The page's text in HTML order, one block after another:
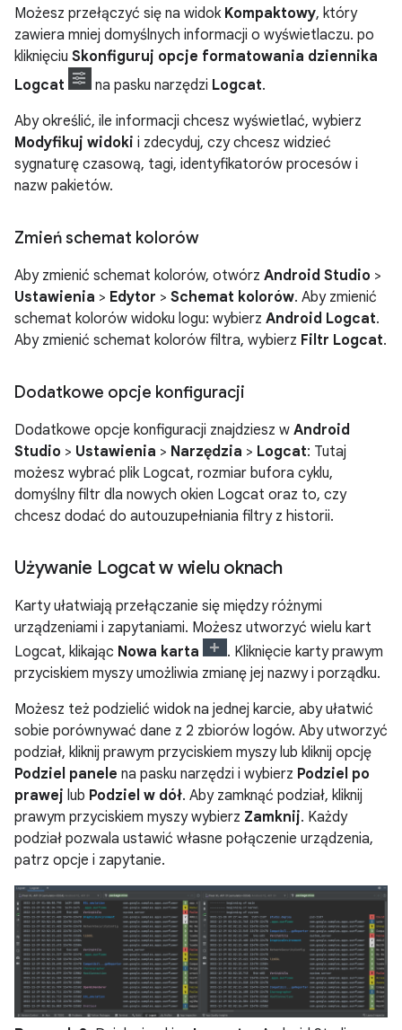
Możesz przełączyć się na widok Kompaktowy, który
zawiera mniej domyślnych informacji o wyświetlaczu. po
kliknięciu Skonfiguruj opcje formatowania dziennika
Logcat
na pasku narzędzi Logcat.
Aby określić, ile informacji chcesz wyświetlać, wybierz
Modyfikuj widoki i zdecyduj, czy chcesz widzieć
sygnaturę czasową, tagi, identyfikatorów procesów i
nazw pakietów.
Zmień schemat kolorów
Aby zmienić schemat kolorów, otwórz Android Studio >
Ustawienia > Edytor > Schemat kolorów. Aby zmienić
schemat kolorów widoku logu: wybierz Android Logcat.
Aby zmienić schemat kolorów filtra, wybierz Filtr Logcat.
Dodatkowe opcje konfiguracji
Dodatkowe opcje konfiguracji znajdziesz w Android
Studio > Ustawienia > Narzędzia > Logcat: Tutaj
możesz wybrać plik Logcat, rozmiar bufora cyklu,
domyślny filtr dla nowych okien Logcat oraz to, czy
chcesz dodać do autouzupełniania filtry z historii.
Używanie Logcat w wielu oknach
Karty ułatwiają przełączanie się między różnymi
urządzeniami i zapytaniami. Możesz utworzyć wielu kart
Logcat, klikając Nowa karta
. Kliknięcie karty prawym
przyciskiem myszy umożliwia zmianę jej nazwy i porządku.
Możesz też podzielić widok na jednej karcie, aby ułatwić
sobie porównywać dane z 2 zbiorów logów. Aby utworzyć
podział, kliknij prawym przyciskiem myszy lub kliknij opcję
Podziel panele na pasku narzędzi i wybierz Podziel po
prawej lub Podziel w dół. Aby zamknąć podział, kliknij
prawym przyciskiem myszy wybierz Zamknij. Każdy
podział pozwala ustawić własne połączenie urządzenia,
patrz opcje i zapytanie.